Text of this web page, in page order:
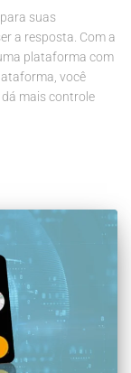
suas
a resposta. Com a
plataforma com
você
mais controle